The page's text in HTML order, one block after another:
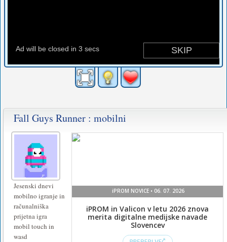
Fall Guys Runner : mobilni
Jesenski dnevi
mobilno igranje in
računalniška
prijetna igra
mobil touch in
wasd